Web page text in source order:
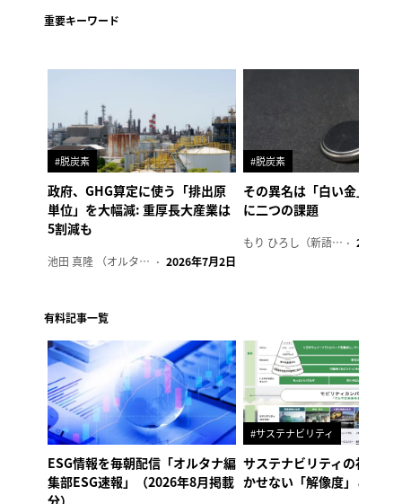
重要キーワード
#脱炭素
政府、GHG算定に使う「排出原
単位」を大幅減: 重厚長大産業は
5割減も
池田 真隆 （オルタナ輪番編集長） 2026年7月2日
#脱炭素
その異名は「白い金」、リ
に二つの課題
もり ひろし（新語ウォッチャー） 2023年7
有料記事一覧
ESG情報を毎朝配信「オルタナ編
集部ESG速報」（2026年8月掲載
分）
#サステナビリティ
サステナビリティの社内浸
かせない「解像度」とは